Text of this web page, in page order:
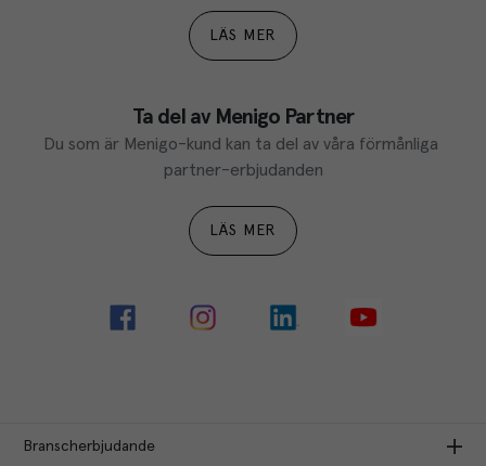
LÄS MER
Ta del av Menigo Partner
Du som är Menigo-kund kan ta del av våra förmånliga
partner-erbjudanden
LÄS MER
Branscherbjudande